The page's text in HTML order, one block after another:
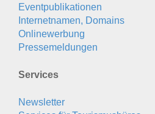
Eventpublikationen
Internetnamen, Domains
Onlinewerbung
Pressemeldungen
Services
Newsletter